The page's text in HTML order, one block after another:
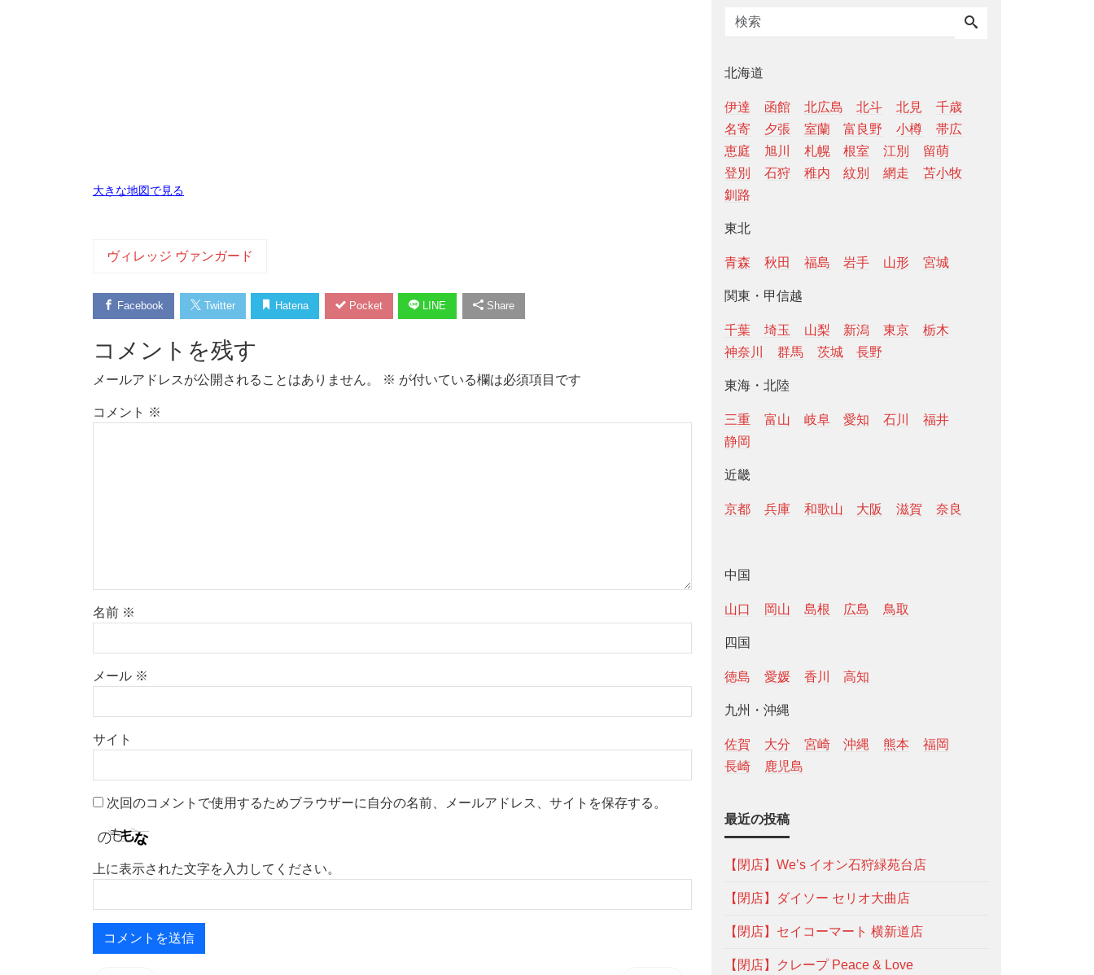
大きな地図で見る
ヴィレッジ ヴァンガード
Facebook Twitter Hatena Pocket LINE Share
コメントを残す
メールアドレスが公開されることはありません。 ※ が付いている欄は必須項目です
コメント ※
名前 ※
メール ※
サイト
次回のコメントで使用するためブラウザーに自分の名前、メールアドレス、サイトを保存する。
上に表示された文字を入力してください。
北海道
伊達 函館 北広島 北斗 北見
千歳
名寄
夕張 室蘭 富良野 小樽
帯広
恵庭
旭川 札幌 根室 江別
留萌
登別
石狩 稚内 紋別 網走
苫小牧
釧路
東北
青森 秋田 福島 岩手 山形 宮城
関東・甲信越
千葉 埼玉 山梨 新潟 東京
栃木
神奈川
群馬 茨城 長野
東海・北陸
三重 富山 岐阜 愛知 石川
福井
静岡
近畿
京都 兵庫 和歌山 大阪 滋賀 奈良
中国
山口 岡山 島根 広島 鳥取
四国
徳島 愛媛 香川 高知
九州・沖縄
佐賀 大分 宮崎 沖縄 熊本
福岡
長崎
鹿児島
最近の投稿
【閉店】We’s イオン石狩緑苑台店
【閉店】ダイソー セリオ大曲店
【閉店】セイコーマート 横新道店
【閉店】クレープ Peace & Love